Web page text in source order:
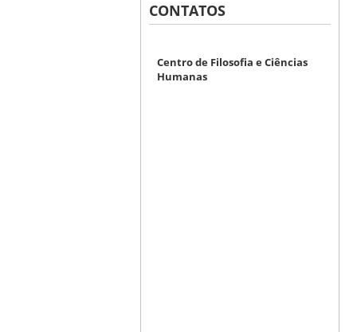
CONTATOS
Centro de Filosofia e Ciências
Humanas